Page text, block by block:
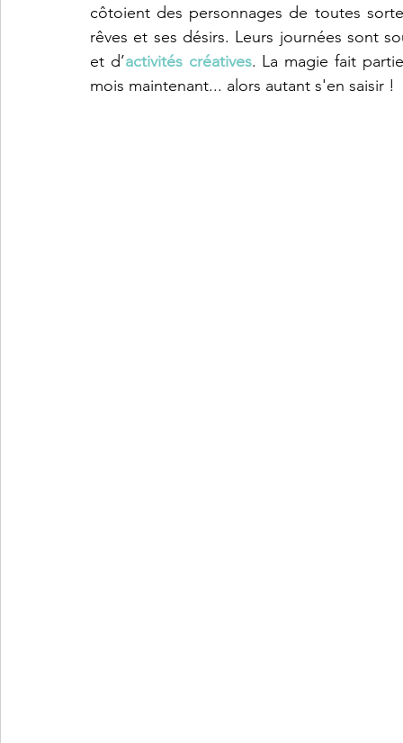
côtoient des personnages de toutes
rêves et ses désirs. Leurs journées sont
et d’activités créatives. La magie fait
mois maintenant... alors autant s'en saisir !